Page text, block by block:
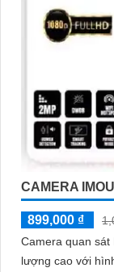
Hy vọng những lời
chiếc Camera Wifi
CAMERA
899,000 ₫
Camera quan sát
lượng cao với hình ảnh